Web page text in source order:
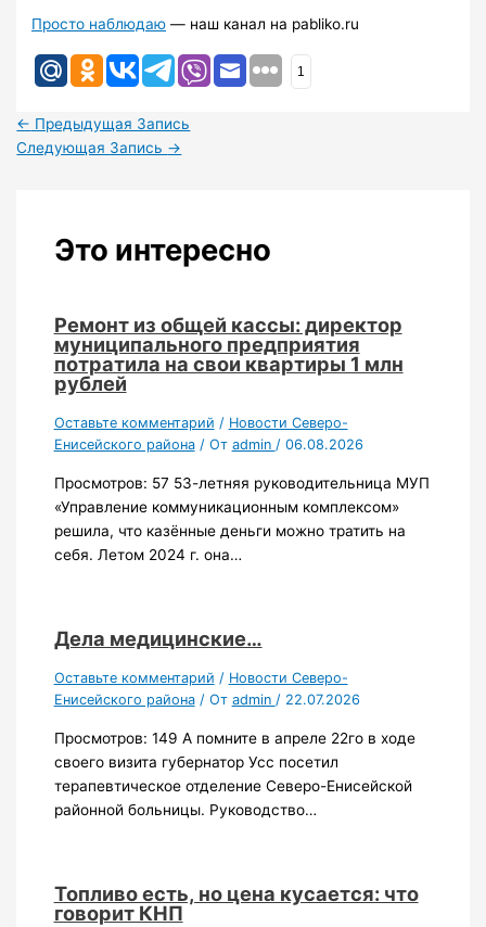
Просто наблюдаю — наш канал на pabliko.ru
1
← Предыдущая Запись
Следующая Запись →
Это интересно
Ремонт из общей кассы: директор
муниципального предприятия
потратила на свои квартиры 1 млн
рублей
Оставьте комментарий / Новости Северо-
Енисейского района/ От admin / 06.08.2026
Просмотров: 57 53-летняя руководительница МУП
«Управление коммуникационным комплексом»
решила, что казённые деньги можно тратить на
себя. Летом 2024 г. она…
Дела медицинские…
Оставьте комментарий / Новости Северо-
Енисейского района/ От admin / 22.07.2026
Просмотров: 149 А помните в апреле 22го в ходе
своего визита губернатор Усс посетил
терапевтическое отделение Северо-Енисейской
районной больницы. Руководство…
Топливо есть, но цена кусается: что
говорит КНП